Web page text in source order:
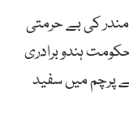
کی بے حرمتی
ہندو برادری
پرچم میں سفید